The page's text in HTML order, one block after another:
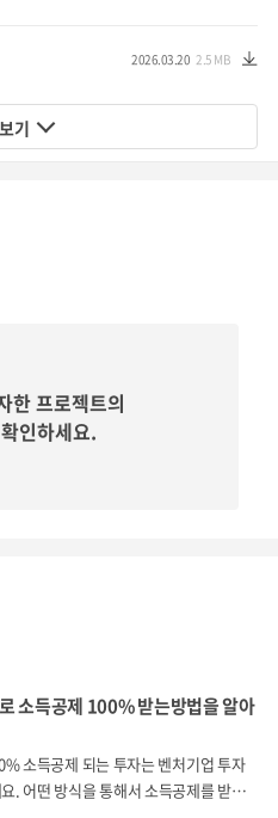
2.5 MB
2026.03.20
기
한 프로젝트의
인하세요.
소득공제 100% 받는방법을 알아
소득공제 되는 투자는 벤처기업 투자
. 어떤 방식을 통해서 소득공제를 받게